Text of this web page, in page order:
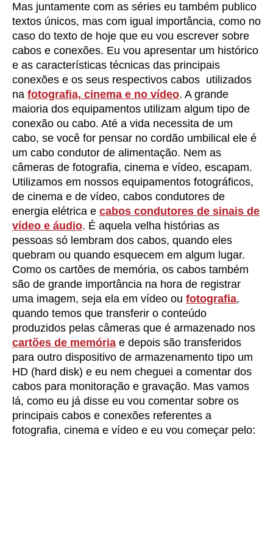
Mas juntamente com as séries eu também publico
textos únicos, mas com igual importância, como no
caso do texto de hoje que eu vou escrever sobre
cabos e conexões. Eu vou apresentar um histórico
e as características técnicas das principais
conexões e os seus respectivos cabos utilizados
na fotografia, cinema e no vídeo. A grande
maioria dos equipamentos utilizam algum tipo de
conexão ou cabo. Até a vida necessita de um
cabo, se você for pensar no cordão umbilical ele é
um cabo condutor de alimentação. Nem as
câmeras de fotografia, cinema e vídeo, escapam.
Utilizamos em nossos equipamentos fotográficos,
de cinema e de vídeo, cabos condutores de
energia elétrica e cabos condutores de sinais de
vídeo e áudio. É aquela velha histórias as
pessoas só lembram dos cabos, quando eles
quebram ou quando esquecem em algum lugar.
Como os cartões de memória, os cabos também
são de grande importância na hora de registrar
uma imagem, seja ela em vídeo ou fotografia,
quando temos que transferir o conteúdo
produzidos pelas câmeras que é armazenado nos
cartões de memória e depois são transferidos
para outro dispositivo de armazenamento tipo um
HD (hard disk) e eu nem cheguei a comentar dos
cabos para monitoração e gravação. Mas vamos
lá, como eu já disse eu vou comentar sobre os
principais cabos e conexões referentes a
fotografia, cinema e vídeo e eu vou começar pelo: